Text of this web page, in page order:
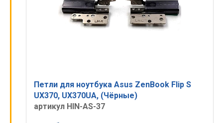
Петли для ноутбука Asus ZenBook Flip S
UX370, UX370UA, (Чёрные)
артикул HIN-AS-37